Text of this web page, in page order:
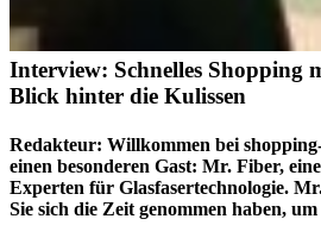
Interview: Schnelles Shopping
Blick hinter die Kulissen
Redakteur: Willkommen bei
einen besonderen Gast: Mr. Fiber,
Experten für Glasfasertechnologie.
Sie sich die Zeit genommen haben,